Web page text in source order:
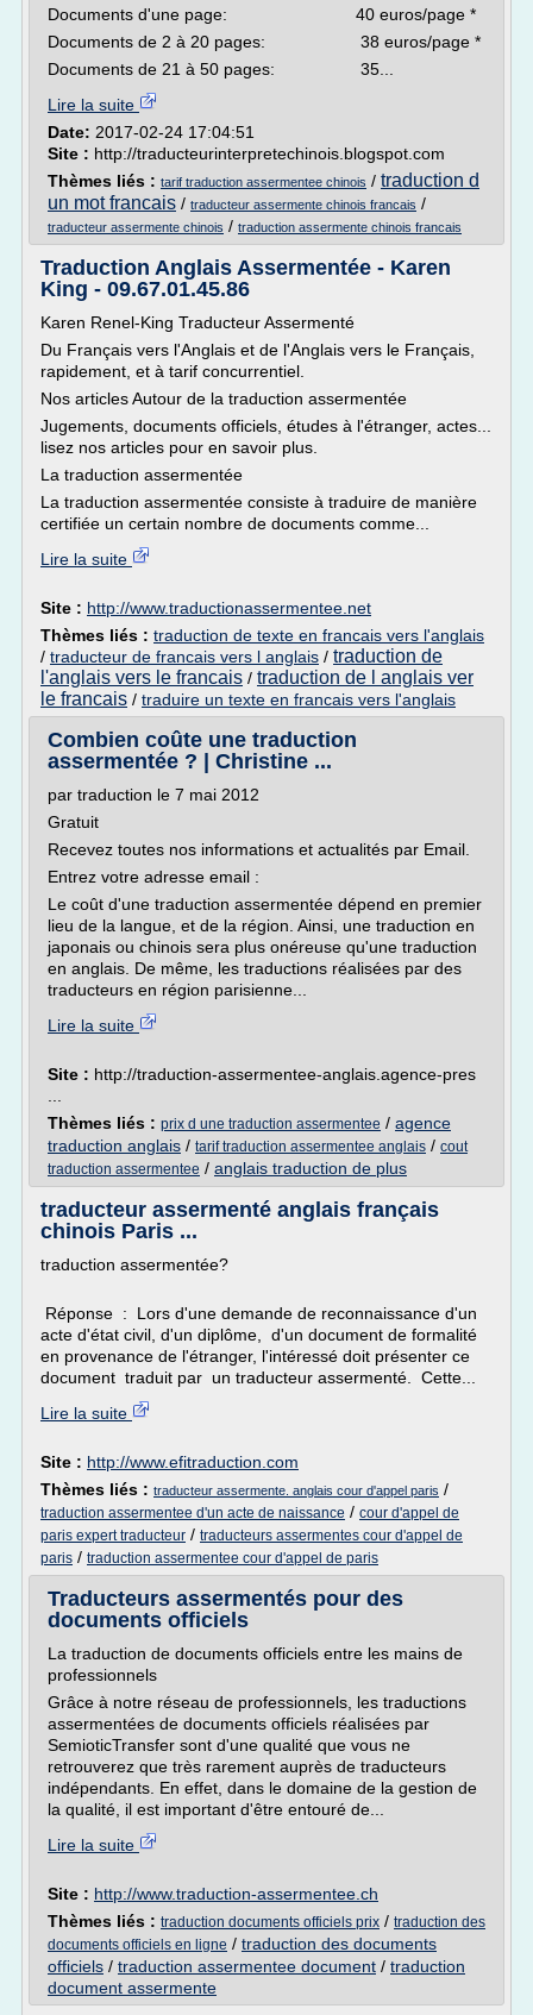
Documents d'une page: 40 euros/page *
Documents de 2 à 20 pages: 38 euros/page *
Documents de 21 à 50 pages: 35...
Lire la suite
Date: 2017-02-24 17:04:51
Site : http://traducteurinterpretechinois.blogspot.com
Thèmes liés : tarif traduction assermentee chinois / traduction d
un mot francais / traducteur assermente chinois francais /
traducteur assermente chinois / traduction assermente chinois francais
Traduction Anglais Assermentée - Karen
King - 09.67.01.45.86
Karen Renel-King Traducteur Assermenté
Du Français vers l'Anglais et de l'Anglais vers le Français,
rapidement, et à tarif concurrentiel.
Nos articles Autour de la traduction assermentée
Jugements, documents officiels, études à l'étranger, actes...
lisez nos articles pour en savoir plus.
La traduction assermentée
La traduction assermentée consiste à traduire de manière
certifiée un certain nombre de documents comme...
Lire la suite
Site : http://www.traductionassermentee.net
Thèmes liés : traduction de texte en francais vers l'anglais
/ traducteur de francais vers l anglais / traduction de
l'anglais vers le francais / traduction de l anglais ver
le francais / traduire un texte en francais vers l'anglais
Combien coûte une traduction
assermentée ? | Christine ...
par traduction le 7 mai 2012
Gratuit
Recevez toutes nos informations et actualités par Email.
Entrez votre adresse email :
Le coût d'une traduction assermentée dépend en premier
lieu de la langue, et de la région. Ainsi, une traduction en
japonais ou chinois sera plus onéreuse qu'une traduction
en anglais. De même, les traductions réalisées par des
traducteurs en région parisienne...
Lire la suite
Site : http://traduction-assermentee-anglais.agence-pres
Thèmes liés : prix d une traduction assermentee / agence
traduction anglais / tarif traduction assermentee anglais / cout
traduction assermentee / anglais traduction de plus
traducteur assermenté anglais français
chinois Paris ...
traduction assermentée?
Réponse : Lors d'une demande de reconnaissance d'un
acte d'état civil, d'un diplôme, d'un document de formalité
en provenance de l'étranger, l'intéressé doit présenter ce
document traduit par un traducteur assermenté. Cette...
Lire la suite
Site : http://www.efitraduction.com
Thèmes liés : traducteur assermente. anglais cour d'appel paris /
traduction assermentee d'un acte de naissance / cour d'appel de
paris expert traducteur / traducteurs assermentes cour d'appel de
paris / traduction assermentee cour d'appel de paris
Traducteurs assermentés pour des
documents officiels
La traduction de documents officiels entre les mains de
professionnels
Grâce à notre réseau de professionnels, les traductions
assermentées de documents officiels réalisées par
SemioticTransfer sont d'une qualité que vous ne
retrouverez que très rarement auprès de traducteurs
indépendants. En effet, dans le domaine de la gestion de
la qualité, il est important d'être entouré de...
Lire la suite
Site : http://www.traduction-assermentee.ch
Thèmes liés : traduction documents officiels prix / traduction des
documents officiels en ligne / traduction des documents
officiels / traduction assermentee document / traduction
document assermente